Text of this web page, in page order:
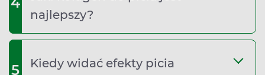
najlepszy?
5
Kiedy widać efekty picia